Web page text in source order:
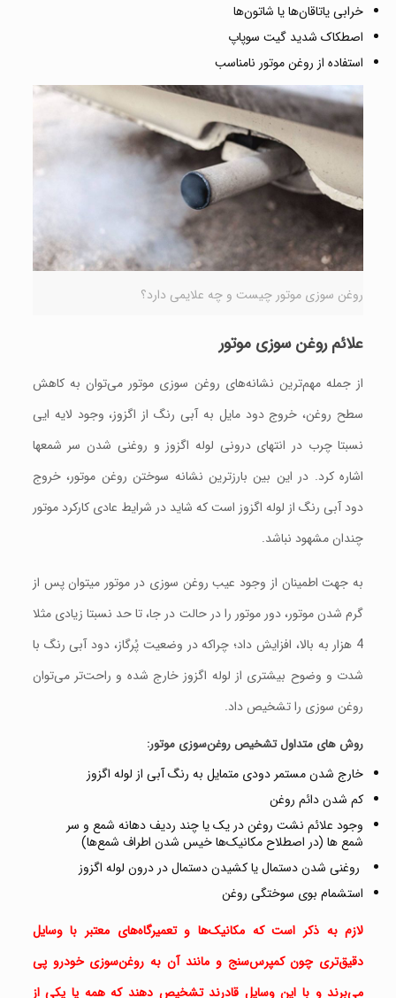
خرابی یاتاقان‌ها یا شاتون‌ها
اصطکاک شدید گیت سوپاپ
استفاده از روغن موتور نامناسب
روغن سوزی موتور چیست و چه علایمی دارد؟
علائم روغن سوزی موتور
از جمله مهم‌ترین نشانه‌های روغن سوزی موتور می‌توان به کاهش
سطح روغن، خروج دود مایل به آبی رنگ از اگزوز، وجود لایه ایی
نسبتا چرب در انتهای درونی لوله اگزوز و روغنی شدن سر شمعها
اشاره کرد. در این بین بارزترین نشانه سوختن روغن موتور، خروج
دود آبی رنگ از لوله اگزوز است که شاید در شرایط عادی کارکرد موتور
چندان مشهود نباشد.
به جهت اطمینان از وجود عیب روغن سوزی در موتور میتوان پس از
گرم شدن موتور، دور موتور را در حالت در جا، تا حد نسبتا زیادی مثلا
4 هزار به بالا، افزایش داد؛ چراکه در وضعیت پُرگاز، دود آبی رنگ با
شدت و وضوح بیشتری از لوله اگزوز خارج شده و راحت‌تر می‌توان
روغن سوزی را تشخیص داد.
روش های متداول تشخیص روغن‌سوزی موتور:
خارج شدن مستمر دودی متمایل به رنگ آبی از لوله اگزوز
کم شدن دائم روغن
وجود علائم نشت روغن در یک یا چند ردیف دهانه شمع و سر
شمع ها (در اصطلاح مکانیک‌ها خیس شدن اطراف شمع‌ها)
روغنی شدن دستمال یا کشیدن دستمال در درون لوله اگزوز
استشمام بوی سوختگی روغن
لازم به ذکر است که مکانیک‌ها و تعمیرگاه‌های معتبر با وسایل
دقیق‌تری چون کمپرس‌سنج و مانند آن به روغن‌سوزی خودرو پی
می‌برند و با این وسایل قادرند تشخیص دهند که همه یا یکی از